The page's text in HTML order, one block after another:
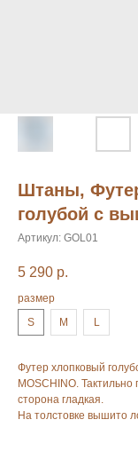
Штаны,
голубой с
Артикул: GOL01
5 290 р.
размер
S
M L
Футер хлопковый
MOSCHINO.
сторона гладкая.
На толстовке вышито